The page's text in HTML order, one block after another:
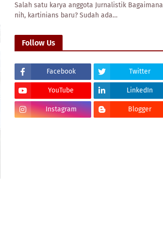
Salah satu karya anggota Jurnalistik Bagaimana
nih, kartinians baru? Sudah ada…
Follow Us
Facebook Twitter
YouTube LinkedIn
Instagram Blogger